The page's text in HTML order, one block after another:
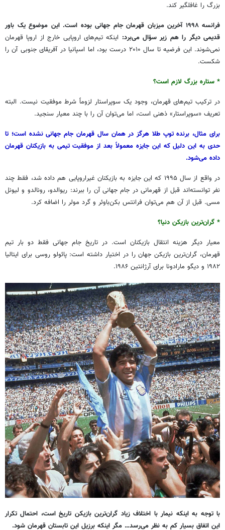
بزرگ را غافلگیر کند.
فرانسه ۱۹۹۸ آخرین میزبان قهرمان جام جهانی بوده است. این موضوع یک باور
قدیمی دیگر را هم زیر سؤال می‌برد: اینکه تیم‌های اروپایی خارج از اروپا قهرمان
نمی‌شوند. این فرضیه تا سال ۲۰۱۰ درست بود، اما اسپانیا در آفریقای جنوبی آن را
شکست.
* ستاره بزرگ لازم است؟
در ترکیب تیم‌های قهرمان، وجود یک سوپراستار لزوماً شرط موفقیت نیست. البته
تعریف «سوپراستار» ذهنی است، اما می‌توان آن را با چند معیار سنجید.
برای مثال، برنده توپ طلا هرگز در همان سال قهرمان جام جهانی نشده است؛ تا
حدی به این دلیل که این جایزه معمولاً بعد از موفقیت تیمی به بازیکنان قهرمان
داده می‌شود.
در واقع از سال ۱۹۹۵ که این جایزه به بازیکنان غیراروپایی هم داده شد، فقط چند
نفر توانسته‌اند قبل از قهرمانی در جام جهانی آن را ببرند: ریوالدو، رونالدو و لیونل
مسی. قبل از آن هم می‌توان فرانتس بکن‌باوئر و گرد مولر را اضافه کرد.
* گران‌ترین بازیکن دنیا؟
معیار دیگر هزینه انتقال بازیکنان است. در تاریخ جام جهانی فقط دو بار تیم
قهرمان، گران‌ترین بازیکن جهان را در اختیار داشته است: پائولو روسی برای ایتالیا
۱۹۸۲ و دیگو مارادونا برای آرژانتین ۱۹۸۶.
با توجه به اینکه نیمار با اختلاف زیاد گران‌ترین بازیکن تاریخ است، احتمال تکرار
این اتفاق بسیار کم به نظر می‌رسد… مگر اینکه برزیل این تابستان قهرمان شود.